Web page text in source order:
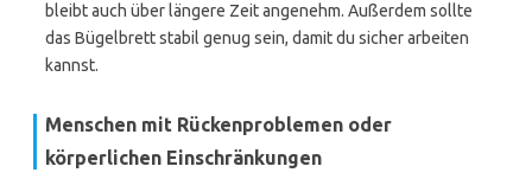
bleibt auch über längere Zeit angenehm. Außerdem sollte
das Bügelbrett stabil genug sein, damit du sicher arbeiten
kannst.
Menschen mit Rückenproblemen oder
körperlichen Einschränkungen